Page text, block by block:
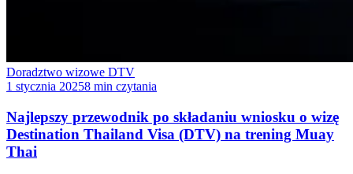
Doradztwo wizowe DTV
1 stycznia 20258 min czytania
Najlepszy przewodnik po składaniu wniosku o wizę
Destination Thailand Visa (DTV) na trening Muay
Thai